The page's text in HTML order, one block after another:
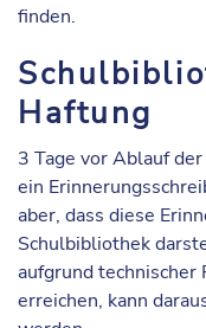
finden.
Haftung
3 Tage vor Ablauf
ein
aber, dass diese
Schulbibliothek
aufgrund
erreichen, kann